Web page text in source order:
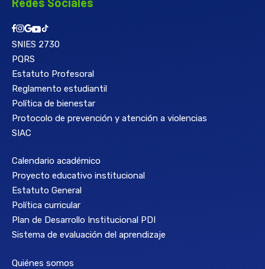
SNIES 2730
PQRS
Estatuto Profesoral
Reglamento estudiantil
Política de bienestar
Protocolo de prevención y atención a violencias
SIAC
Calendario académico
Proyecto educativo institucional
Estatuto General
Política curricular
Plan de Desarrollo Institucional PDI
Sistema de evaluación del aprendizaje
Quiénes somos